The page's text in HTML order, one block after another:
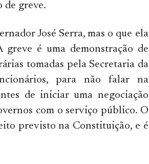
de greve.
José Serra, mas o que ela
greve é uma demonstração de
tomadas pela Secretaria da
para não falar na
de iniciar uma negociação
com o serviço público. O
previsto na Constituição, e é